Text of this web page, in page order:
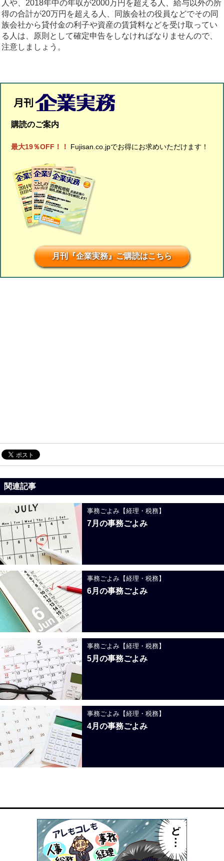
人や、2018年中の年収が2000万円を超える人、給与以外の所
得の合計が20万円を超える人、同族会社の役員などでその同
族会社から貸付金の利子や資産の賃貸料などを受け取ってい
る人は、原則として確定申告をしなければなりませんので、
注意しましょう。
購読のご案内
最大19％OFF！！ Fujisan.co.jpでお得にお求めいただけます！
月刊『企業実務』ご購読はこちら
関連記事
事務ごよみ【経理・税務】
7月の事務ごよみ
事務ごよみ【経理・税務】
6月の事務ごよみ
事務ごよみ【経理・税務】
5月の事務ごよみ
事務ごよみ【経理・税務】
4月の事務ごよみ